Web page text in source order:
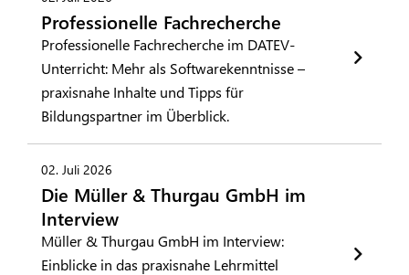
Professionelle Fachrecherche
Professionelle Fachrecherche im DATEV-
Unterricht: Mehr als Softwarekenntnisse –
praxisnahe Inhalte und Tipps für
Bildungspartner im Überblick.
02. Juli 2026
Die Müller & Thurgau GmbH im
Interview
Müller & Thurgau GmbH im Interview:
Einblicke in das praxisnahe Lehrmittel